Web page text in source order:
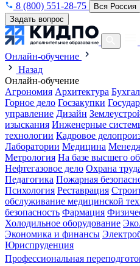
8 (800) 551-28-75
Вся Россия
Задать вопрос
Онлайн-обучение
Назад
Онлайн-обучение
Агрономия Архитектура
Горное дело Госзакупки
управление Дизайн
изыскания Инженерные
технологии Кадровое
Лаборатории Медицина
Метрология На базе высшего
Нефтегазовое дело Охрана
Педагогика Пожарная
Психология Реставрация
обслуживание медицинской
безопасность Фармация
Холодильное оборудование
Экономика и финансы
Юриспруденция
Профессиональная